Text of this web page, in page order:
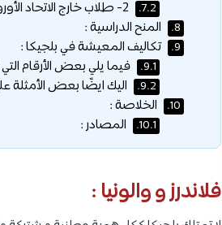
7.2.
8. المنح الدراسية :
9. تكاليف المعيشة في بلجيكا :
9.1. فيما يلي بعض الأرقام
9.2. اليك ايضًا بعض الأمثلة
10. الخلاصة :
10.1. المصادر :
فلاندرز و والونيا :